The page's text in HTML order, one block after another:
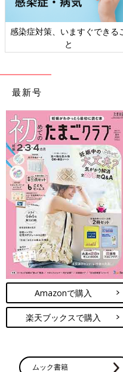
感染症対策、いますぐできる
と
最新号
Amazonで購入
楽天ブックスで購入
ムック書籍